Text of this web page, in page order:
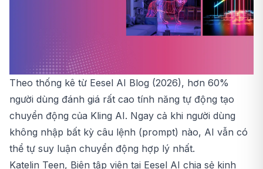
Theo thống kê từ Eesel AI Blog (2026), hơn 60%
người dùng đánh giá rất cao tính năng tự động tạo
chuyển động của Kling AI. Ngay cả khi người dùng
không nhập bất kỳ câu lệnh (prompt) nào, AI vẫn có
thể tự suy luận chuyển động hợp lý nhất.
Katelin Teen, Biên tập viên tại Eesel AI chia sẻ kinh